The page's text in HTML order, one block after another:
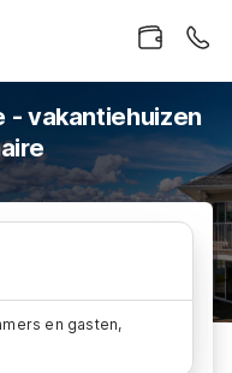
- vakantiehuizen
en gasten,